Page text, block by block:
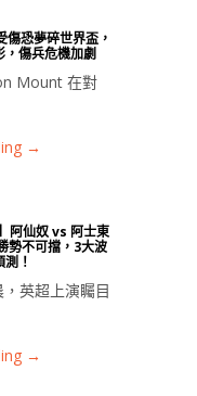
恐夢碎世界盃，
，傷兵危機加劇
Mount 在對
→
阿仙奴 vs 阿士東
勢不可擋，3大波
測！
英超上演矚目
→